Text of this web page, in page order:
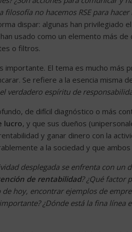
no hacemos RSE para hacer
dispar: algunas han privilegiado
usado como un elemento más de
o filtros.
importante. El tema es mucho más
Se refiere a la esencia misma
el verdadero espíritu de
de difícil diagnóstico o más
lucro, y que sus dueños
y ganar dinero con la
a la sociedad y que
desplegada se enfrenta con un
de rentabilidad? ¿Qué factor
hoy, encontrar ejemplos de
¿Dónde está la fina línea